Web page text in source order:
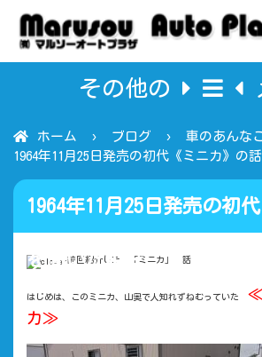
その他の
ホーム ブログ
車のあんな
1964年11月25日発売の初代《ミニカ》の
1964年11月25日発売の初
を聞いたよ～
前回紹介した 「ミニカ」 話
はじめは、このミニカ、山奥で人知れずねむっていた ≪
カ≫